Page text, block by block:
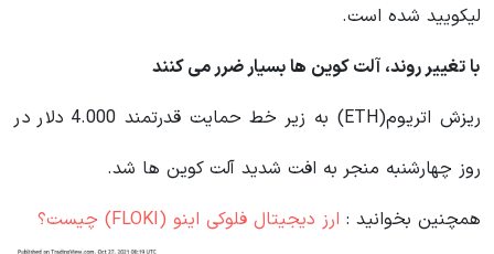
لیکویید شده است.
با تغییر روند، آلت کوین ها بسیار ضرر می کنند
ریزش اتریوم(ETH) به زیر خط حمایت قدرتمند 4.000 دلار در
روز چهارشنبه منجر به افت شدید آلت کوین ها شد.
همچنین بخوانید : ارز دیجیتال فلوکی اینو (FLOKI) چیست؟